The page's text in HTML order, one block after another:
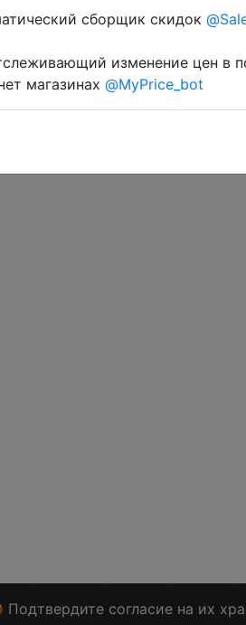
согласие на их
сборщик скидок
изменение цен в
магазинах @MyPrice_bot